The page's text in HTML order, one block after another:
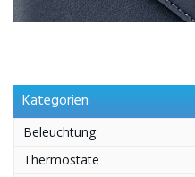
Kategorien
Beleuchtung
Thermostate